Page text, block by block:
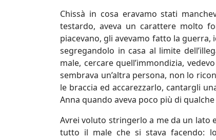
Chissà in cosa eravamo stati
testardo, aveva un carattere molto
piacevano, gli avevamo fatto la
segregandolo in casa al limite
male, cercare quell’immondizia,
sembrava un’altra persona, non lo
le braccia ed accarezzarlo, cantargli
Anna quando aveva poco più di
Avrei voluto stringerlo a me da un lato
tutto il male che si stava facendo: lo